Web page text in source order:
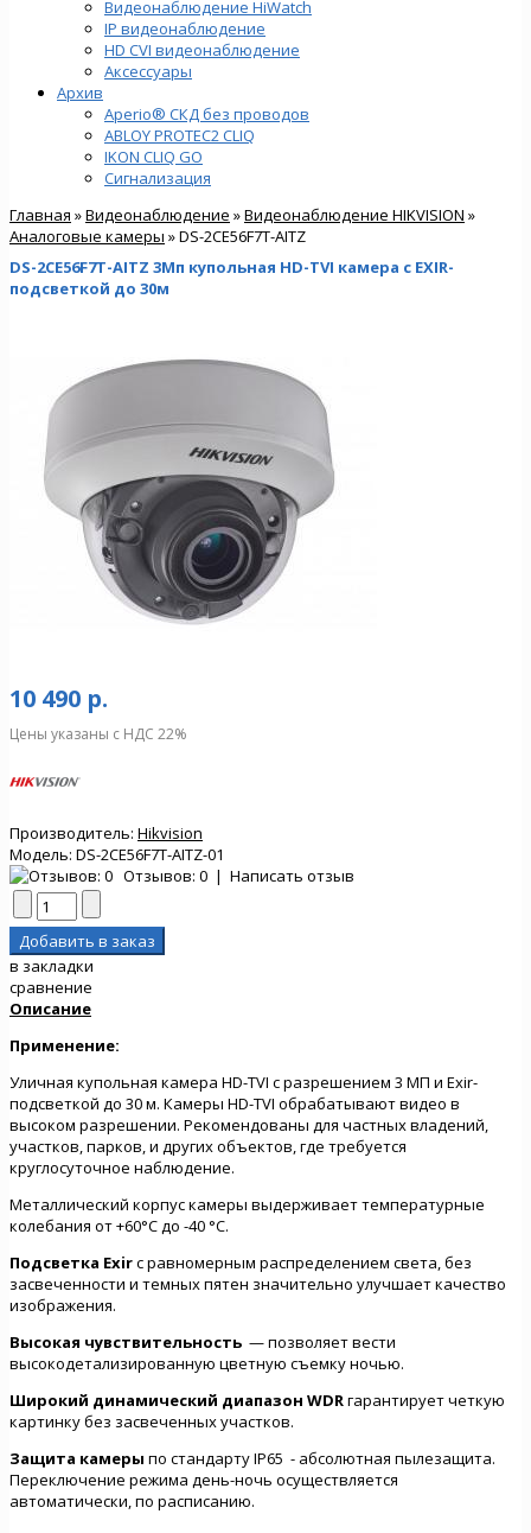
Видеонаблюдение HiWatch
IP видеонаблюдение
HD CVI видеонаблюдение
Аксессуары
Архив
Aperio® СКД без проводов
ABLOY PROTEC2 CLIQ
IKON CLIQ GO
Сигнализация
Главная »Видеонаблюдение »Видеонаблюдение HIKVISION »
Аналоговые камеры » DS-2CE56F7T-AITZ
DS-2CE56F7T-AITZ 3Мп купольная HD-TVI камера с EXIR-
подсветкой до 30м
10 490 р.
Цены указаны с НДС 22%
Производитель: Hikvision
Модель: DS-2CE56F7T-AITZ-01
Отзывов: 0 | Написать отзыв
в закладки
сравнение
Описание
Применение:
Уличная купольная камера HD-TVI с разрешением 3 МП и Exir-
подсветкой до 30 м. Камеры HD-TVI обрабатывают видео в
высоком разрешении. Рекомендованы для частных владений,
участков, парков, и других объектов, где требуется
круглосуточное наблюдение.
Металлический корпус камеры выдерживает температурные
колебания от +60°C до -40 °C.
Подсветка Exirс равномерным распределением света, без
засвеченности и темных пятен значительно улучшает качество
изображения.
Высокая чувствительность — позволяет вести
высокодетализированную цветную съемку ночью.
Широкий динамический диапазон WDRгарантирует четкую
картинку без засвеченных участков.
Защита камеры по стандарту IP65 - абсолютная пылезащита.
Переключение режима день-ночь осуществляется
автоматически, по расписанию.